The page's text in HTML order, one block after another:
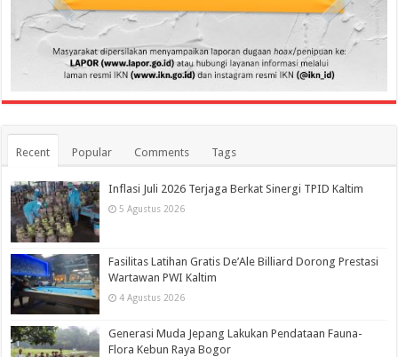
Recent Popular Comments Tags
Inflasi Juli 2026 Terjaga Berkat Sinergi TPID Kaltim
5 Agustus 2026
Fasilitas Latihan Gratis De’Ale Billiard Dorong Prestasi
Wartawan PWI Kaltim
4 Agustus 2026
Generasi Muda Jepang Lakukan Pendataan Fauna-
Flora Kebun Raya Bogor